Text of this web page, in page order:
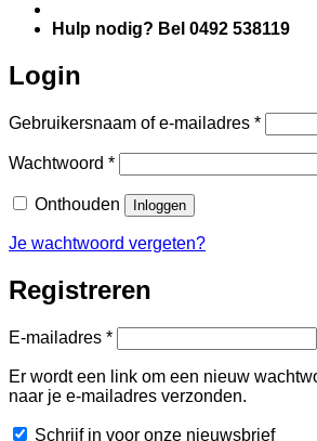
Hulp nodig? Bel 0492 538119
Login
Gebruikersnaam of e-mailadres *Vereist
Wachtwoord *Vereist
Onthouden Inloggen
Je wachtwoord vergeten?
Registreren
E-mailadres *Vereist
Er wordt een link om een nieuw
naar je e-mailadres verzonden.
Schrijf in voor onze nieuwsbrief